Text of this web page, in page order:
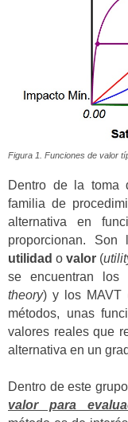
Figura 1. Funciones de valor
Dentro de la toma
familia de
alternativa en
proporcionan.
utilidad ovalor (
se encuentran los
theory) y los MAVT
métodos, unas
valores reales que
alternativa en un
Dentro de este
valor para